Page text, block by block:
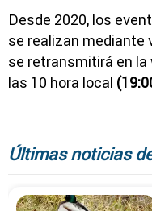
Desde 2020, los
se realizan mediante
se retransmitirá en la
las 10 hora local
Últimas noticias